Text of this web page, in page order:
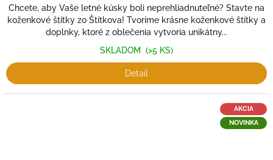
Chcete, aby Vaše letné kúsky boli neprehliadnuteľné? Stavte na
koženkové štítky zo Štítkova! Tvoríme krásne koženkové štítky a
doplnky, ktoré z oblečenia vytvoria unikátny...
SKLADOM (>5 KS)
Detail
AKCIA
NOVINKA